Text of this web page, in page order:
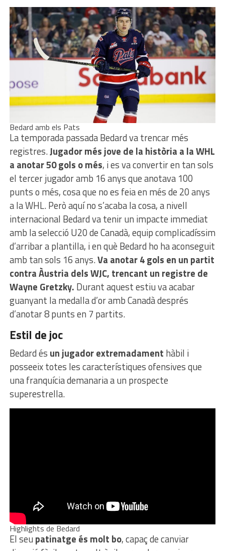
Bedard amb els Pats
La temporada passada Bedard va trencar més
registres.Jugador més jove de la història a la WHL
a anotar 50 gols o més, i es va convertir en tan sols
el tercer jugador amb 16 anys que anotava 100
punts o més, cosa que no es feia en més de 20 anys
a la WHL. Però aquí no s’acaba la cosa, a nivell
internacional Bedard va tenir un impacte immediat
amb la selecció U20 de Canadà, equip complicadíssim
d’arribar a plantilla, i en què Bedard ho ha aconseguit
amb tan sols 16 anys.Va anotar 4 gols en un partit
contra Àustria dels WJC, trencant un registre de
Wayne Gretzky. Durant aquest estiu va acabar
guanyant la medalla d’or amb Canadà després
d’anotar 8 punts en 7 partits.
Estil de joc
Bedard és un jugador extremadament hàbil i
posseeix totes les característiques ofensives que
una franquícia demanaria a un prospecte
superestrella.
Highlights de Bedard
El seu patinatge és molt bo, capaç de canviar